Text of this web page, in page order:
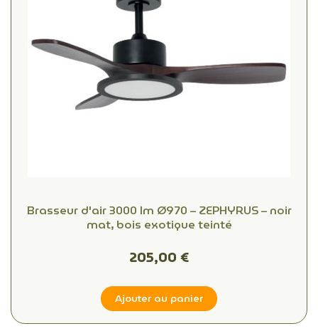
Brasseur d'air 3000 lm Ø970 – ZEPHYRUS – noir
mat, bois exotique teinté
205,00 €
Ajouter au panier